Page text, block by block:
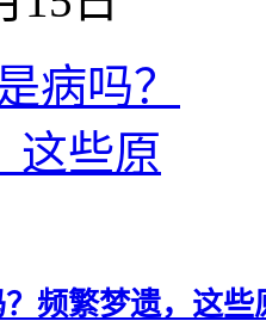
频繁梦遗，这些